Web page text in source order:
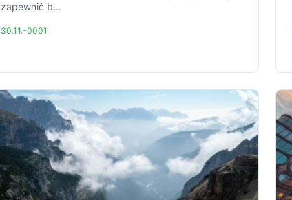
zapewnić b...
30.11.-0001